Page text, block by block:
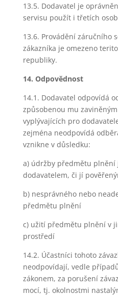
13.5. Dodavatel je
servisu použít i třetích
13.6. Provádění záručního
zákazníka je omezeno
republiky.
14. Odpovědnost
14.1. Dodavatel odpovídá
způsobenou mu
vyplývajících pro
zejména neodpovídá
vznikne v důsledku:
a) údržby předmětu plnění
dodavatelem, či jí
b) nesprávného nebo
předmětu plnění
c) užití předmětu plnění v
prostředí
14.2. Účastníci tohoto
neodpovídají, vedle
zákonem, za porušení
mocí, tj. okolnostmi